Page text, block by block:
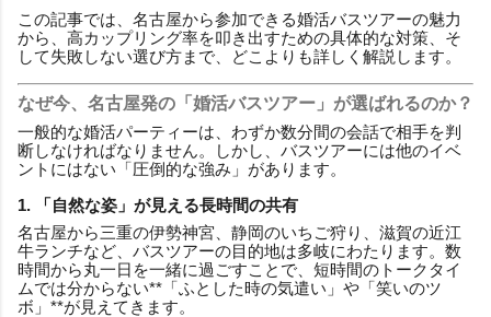
この記事では、名古屋から参加できる婚活バスツアーの魅力
から、高カップリング率を叩き出すための具体的な対策、そ
して失敗しない選び方まで、どこよりも詳しく解説します。
なぜ今、名古屋発の「婚活バスツアー」が選ばれるのか？
一般的な婚活パーティーは、わずか数分間の会話で相手を判
断しなければなりません。しかし、バスツアーには他のイベ
ントにはない「圧倒的な強み」があります。
1. 「自然な姿」が見える長時間の共有
名古屋から三重の伊勢神宮、静岡のいちご狩り、滋賀の近江
牛ランチなど、バスツアーの目的地は多岐にわたります。数
時間から丸一日を一緒に過ごすことで、短時間のトークタイ
ムでは分からない**「ふとした時の気遣い」や「笑いのツ
ボ」**が見えてきます。